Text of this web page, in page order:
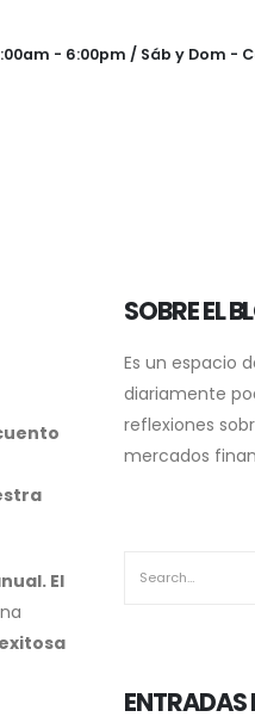
- 6:00pm / Sáb y Dom -
El
SOBRE EL
Es un espacio
diariamente
reflexiones
mercados
ENTRADAS